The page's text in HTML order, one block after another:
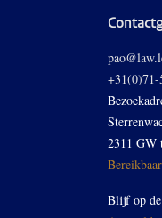
+31(0)71-
2311 GW
Blijf op de